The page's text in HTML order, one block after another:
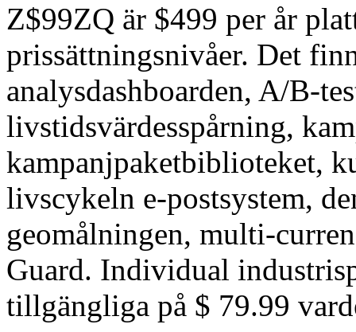
Z$99ZQ är $499 per år
prissättningsnivåer. Det
analysdashboarden, A/B-
livstidsvärdesspårning,
kampanjpaketbiblioteket,
livscykeln e-postsystem,
geomålningen, multi-
Guard. Individual
tillgängliga på $ 79.99